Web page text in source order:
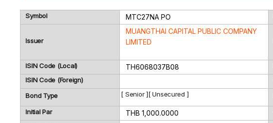
Symbol MTC27NA PO
Issuer
MUANGTHAI CAPITAL PUBLIC COMPANY
LIMITED
ISIN Code (Local) TH6068037B08
ISIN Code (Foreign)
Bond Type [ Senior ][ Unsecured ]
Initial Par THB 1,000.0000